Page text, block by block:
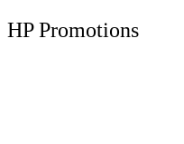
HP Promotions